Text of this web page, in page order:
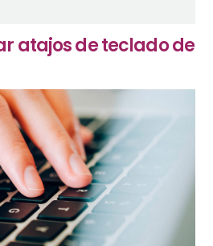
atajos de teclado de